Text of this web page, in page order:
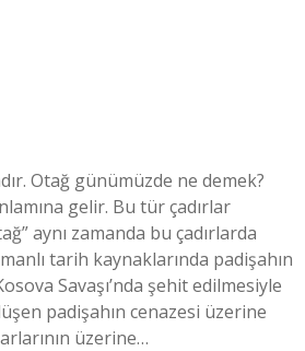
Otağ günümüzde ne demek?
gelir. Bu tür çadırlar
aynı zamanda bu çadırlarda
tarih kaynaklarında padişahın
Savaşı’nda şehit edilmesiyle
padişahın cenazesi üzerine
üzerine…